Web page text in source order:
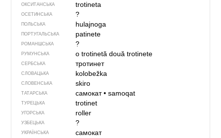
ОКСИТАНСЬКА trotineta
ОСЕТИНСЬКА ?
ПОЛЬСЬКА hulajnoga
ПОРТУГАЛЬСЬКА patinete
РОМАНШСЬКА ?
РУМУНСЬКА o trotinetădouă trotinete
СЕРБСЬКА тротинет
СЛОВАЦЬКА kolobežka
СЛОВЕНСЬКА skiro
ТАТАРСЬКА самокат• samoqat
ТУРЕЦЬКА trotinet
УГОРСЬКА roller
УЗБЕЦЬКА ?
УКРАЇНСЬКА самокат